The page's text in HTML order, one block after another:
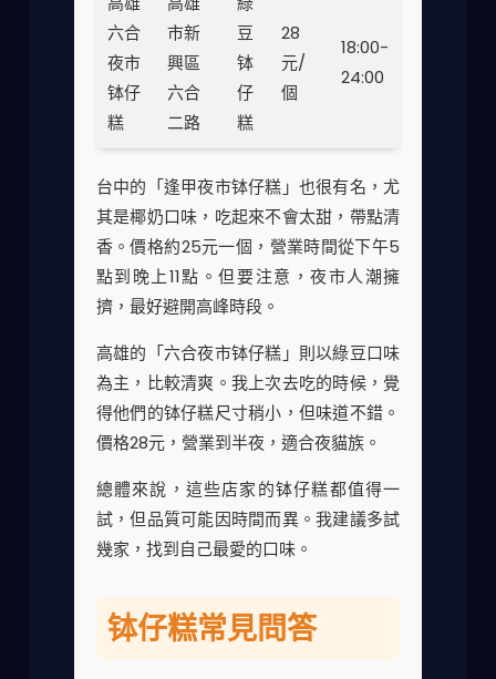
六合
夜市
钵仔
糕
市新
興區
六合
二路
豆
钵
仔
糕
28
元/
個
18:00-
24:00
台中的「逢甲夜市钵仔糕」也很有名，尤
其是椰奶口味，吃起來不會太甜，帶點清
香。價格約25元一個，營業時間從下午5
點到晚上11點。但要注意，夜市人潮擁
擠，最好避開高峰時段。
高雄的「六合夜市钵仔糕」則以綠豆口味
為主，比較清爽。我上次去吃的時候，覺
得他們的钵仔糕尺寸稍小，但味道不錯。
價格28元，營業到半夜，適合夜貓族。
總體來說，這些店家的钵仔糕都值得一
試，但品質可能因時間而異。我建議多試
幾家，找到自己最愛的口味。
钵仔糕常見問答